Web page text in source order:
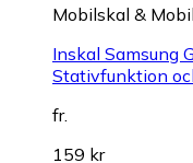
Mobilskal &
Inskal Samsung
Stativfunktion
fr.
159 kr